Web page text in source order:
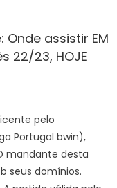
Onde assistir EM
22/23, HOJE
pelo
Portugal bwin),
mandante desta
seus domínios.